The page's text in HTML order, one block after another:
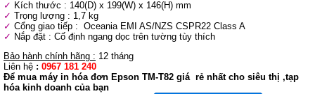
Kích thước : 140(D) x 199(W) x 146(H) mm
Trọng lượng : 1,7 kg
Cổng giao tiếp : Oceania EMI AS/NZS CSPR22 Class A
Nắp đặt : Cố định ngang dọc trên tường tùy thích
Bảo hành chính hãng : 12 tháng
Liên hệ : 0967 181 240
Để mua máy in hóa đơn Epson TM-T82 giá rẻ nhất cho siêu thị ,tạp
hóa kinh doanh của bạn